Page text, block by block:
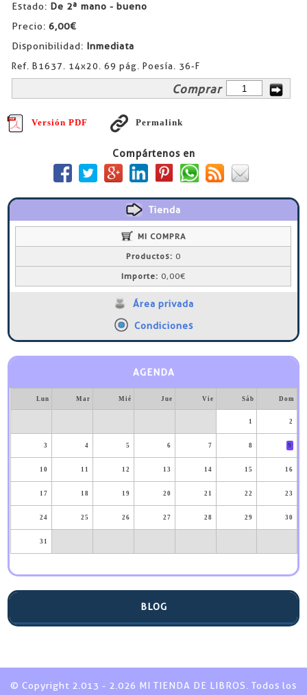
Estado: De 2ª mano - bueno
Precio: 6,00€
Disponibilidad: Inmediata
Ref. B1637. 14x20. 69 pág. Poesía. 36-F
Comprar
Versión PDF Permalink
Compártenos en
Tienda
MI COMPRA
Productos: 0
Importe: 0,00€
Área privada
Condiciones
AGENDA
Lun Mar Mié Jue Vie Sáb Dom
1 2
3 4 5 6 7 8 9
10 11 12 13 14 15 16
17 18 19 20 21 22 23
24 25 26 27 28 29 30
31
BLOG
© Copyright 2.013 - 2.026 MI TIENDA DE LIBROS. Todos los